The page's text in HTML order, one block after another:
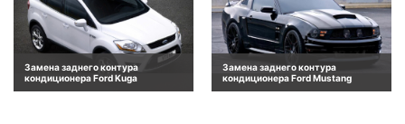
Замена заднего контура
кондиционера Ford Kuga
Замена заднего контура
кондиционера Ford Mustang